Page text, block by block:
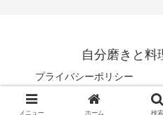
自分磨きと料
プライバシーポリシー
© 2019 自分磨き
メニュー ホーム 検索